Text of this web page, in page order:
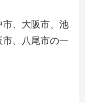
市、大阪市、池
、八尾市の一